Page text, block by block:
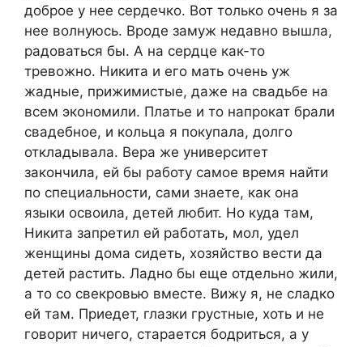
доброе у нее сердечко. Вот только очень я за
нее волнуюсь. Вроде замуж недавно вышла,
радоваться бы. А на сердце как-то
тревожно. Никита и его мать очень уж
жадные, прижимистые, даже на свадьбе на
всем экономили. Платье и то напрокат брали
свадебное, и кольца я покупала, долго
откладывала. Вера же университет
закончила, ей бы работу самое время найти
по специальности, сами знаете, как она
языки освоила, детей любит. Но куда там,
Никита запретил ей работать, мол, удел
женщины дома сидеть, хозяйство вести да
детей растить. Ладно бы еще отдельно жили,
а то со свекровью вместе. Вижу я, не сладко
ей там. Приедет, глазки грустные, хоть и не
говорит ничего, старается бодриться, а у